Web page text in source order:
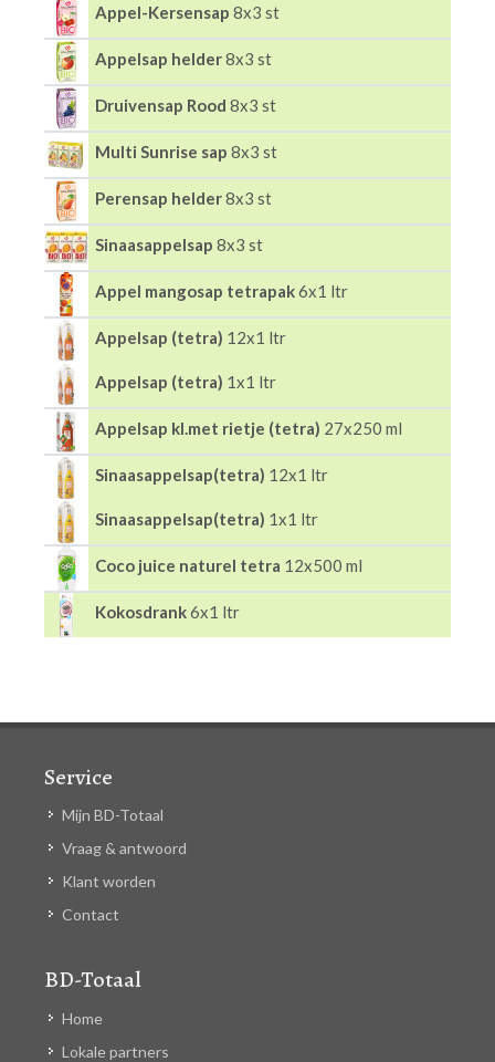
Appel-Kersensap 8x3 st
Appelsap helder8x3 st
Druivensap Rood 8x3 st
Multi Sunrise sap 8x3 st
Perensap helder8x3 st
Sinaasappelsap 8x3 st
Appel mangosap tetrapak6x1 ltr
Appelsap (tetra) 12x1 ltr
Appelsap (tetra) 1x1 ltr
Appelsap kl.met rietje (tetra) 27x250 ml
Sinaasappelsap(tetra) 12x1 ltr
Sinaasappelsap(tetra) 1x1 ltr
Coco juice naturel tetra 12x500 ml
Kokosdrank6x1 ltr
Service
Mijn BD-Totaal
Vraag & antwoord
Klant worden
Contact
BD-Totaal
Home
Lokale partners